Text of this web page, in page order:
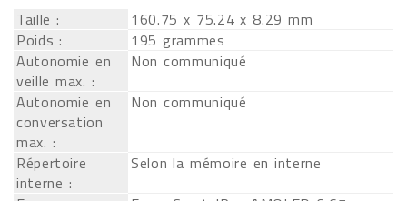
Taille :
160.75 x 75.24 x 8.29 mm
Poids :
195 grammes
Autonomie en
veille max. :
Non communiqué
Autonomie en
conversation
max. :
Non communiqué
Répertoire
interne :
Selon la mémoire en interne